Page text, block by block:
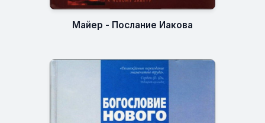
Майер - Послание Иакова